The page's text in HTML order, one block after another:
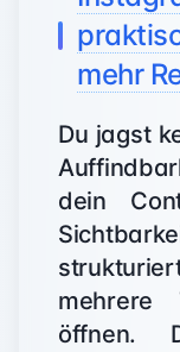
mehr
Du jagst
dein
mehrere
öffnen.